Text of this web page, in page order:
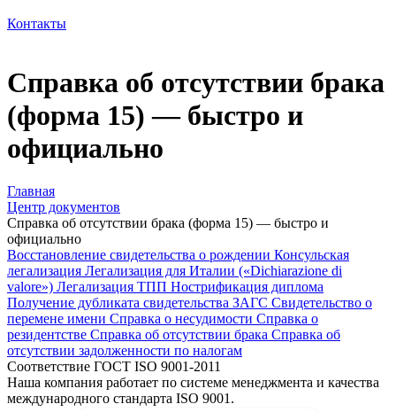
Контакты
Справка об отсутствии брака
(форма 15) — быстро и
официально
Главная
Центр документов
Справка об отсутствии брака (форма 15) — быстро и
официально
Восстановление свидетельства о рождении Консульская
легализация Легализация для Италии («Dichiarazione di
valore») Легализация ТПП Нострификация диплома
Получение дубликата свидетельства ЗАГС Свидетельство о
перемене имени Справка о несудимости Справка о
резидентстве Справка об отсутствии брака Справка об
отсутствии задолженности по налогам
Соответствие ГОСТ ISO 9001-2011
Наша компания работает по системе менеджмента и качества
международного стандарта ISO 9001.